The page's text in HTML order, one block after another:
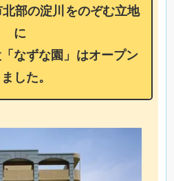
部の淀川をのぞむ立地
に
なずな園」はオープン
した。